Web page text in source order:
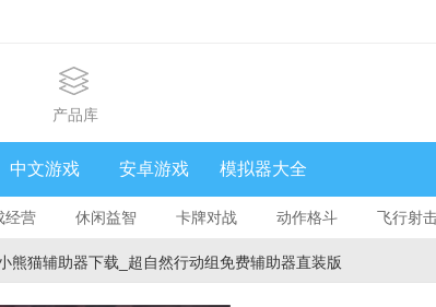
产品库
中文游戏 安卓游戏 模拟器大全
经营 休闲益智 卡牌对战 动作格斗 飞行射
猫辅助器下载_超自然行动组免费辅助器直装版